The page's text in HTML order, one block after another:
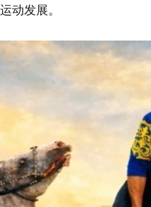
动发展。